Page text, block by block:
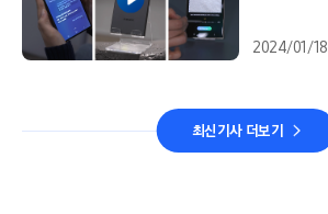
2024/01/18
최신기사 더보기